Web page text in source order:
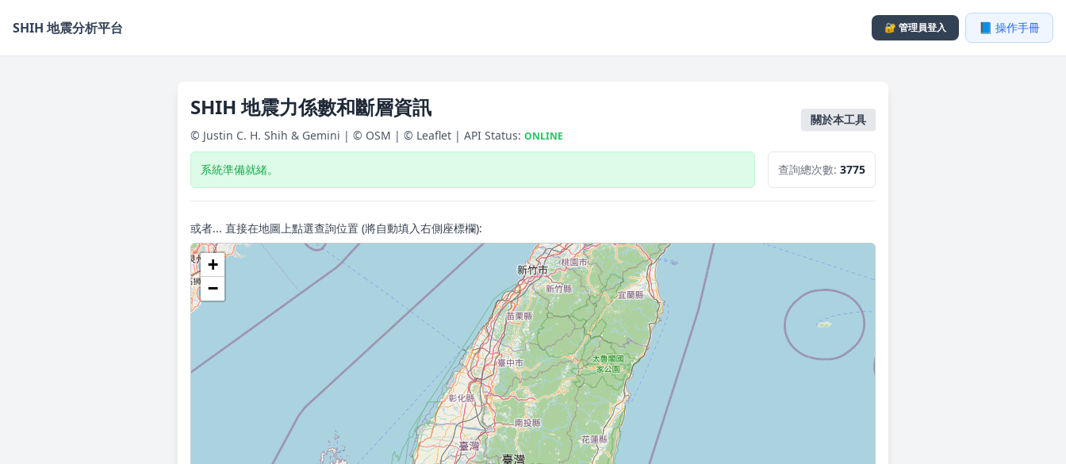
SHIH 地震分析平台 🔐 管理員登入 📘 操作手冊
SHIH 地震力係數和斷層資訊
© Justin C. H. Shih & Gemini | © OSM | © Leaflet | API Status: ONLINE
關於本工具
系統準備就緒。 查詢總次數: 3775
或者... 直接在地圖上點選查詢位置 (將自動填入右側座標欄):
+
−